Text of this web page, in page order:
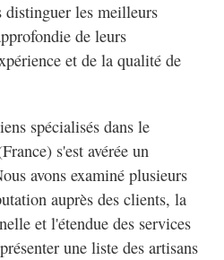
distinguer les meilleurs
de leurs
et de la qualité de
spécialisés dans le
s'est avérée un
avons examiné plusieurs
auprès des clients, la
et l'étendue des services
une liste des artisans